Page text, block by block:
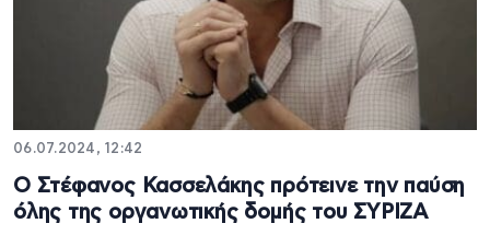
06.07.2024, 12:42
Ο Στέφανος Κασσελάκης πρότεινε την παύση
όλης της οργανωτικής δομής του ΣΥΡΙΖΑ